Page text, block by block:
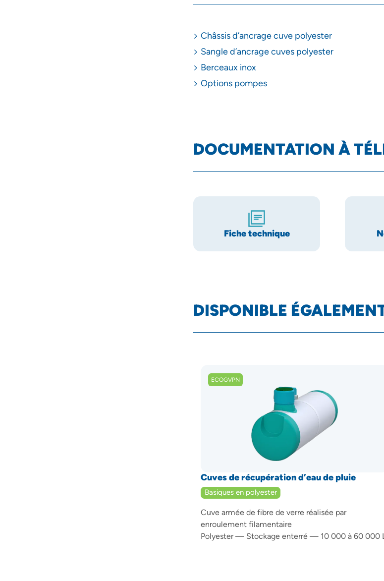
Châssis d’ancrage cuve polyester
Sangle d’ancrage cuves polyester
Berceaux inox
Options pompes
DOCUMENTATION À
Fiche technique
DISPONIBLE
ECOGVPN
Cuves de récupération d’eau de pluie
Basiques en polyester
Cuve armée de fibre de verre réalisée par
enroulement filamentaire
Polyester — Stockage enterré — 10 000 à 60 000